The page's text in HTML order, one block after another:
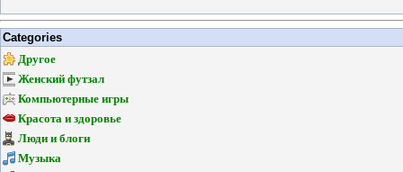
Categories
Другое
Женский футзал
Компьютерные игры
Красота и здоровье
Люди и блоги
Музыка